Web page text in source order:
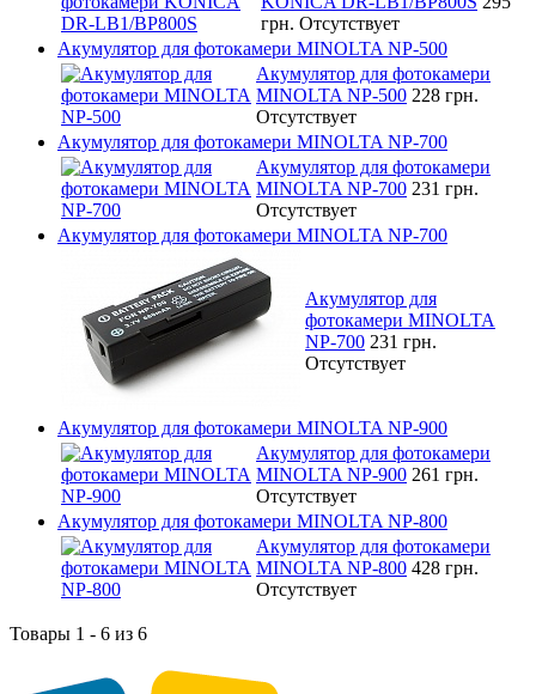
грн. Отсутствует
Акумулятор для фотокамери MINOLTA NP-500
Акумулятор для фотокамери
MINOLTA NP-500 228 грн.
Отсутствует
Акумулятор для фотокамери MINOLTA NP-700
Акумулятор для фотокамери
MINOLTA NP-700 231 грн.
Отсутствует
Акумулятор для фотокамери MINOLTA NP-700
Акумулятор для
фотокамери MINOLTA
NP-700 231 грн.
Отсутствует
Акумулятор для фотокамери MINOLTA NP-900
Акумулятор для фотокамери
MINOLTA NP-900 261 грн.
Отсутствует
Акумулятор для фотокамери MINOLTA NP-800
Акумулятор для фотокамери
MINOLTA NP-800 428 грн.
Отсутствует
Товары 1 - 6 из 6